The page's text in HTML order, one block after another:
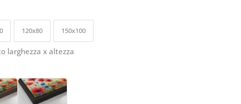
120x80 150x100
larghezza x altezza